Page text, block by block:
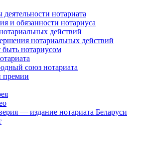
нотариата
и обязанности нотариуса
действий
нотариальных действий
нотариусом
союз нотариата
премии
— издание нотариата Беларуси